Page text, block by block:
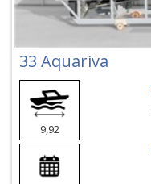
33 Aquariva
9,92